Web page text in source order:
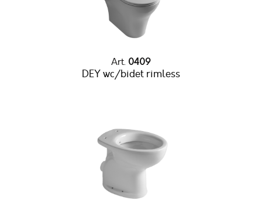
Art. 0409
DEY wc/bidet rimless